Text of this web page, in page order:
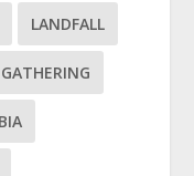
LANDFALL